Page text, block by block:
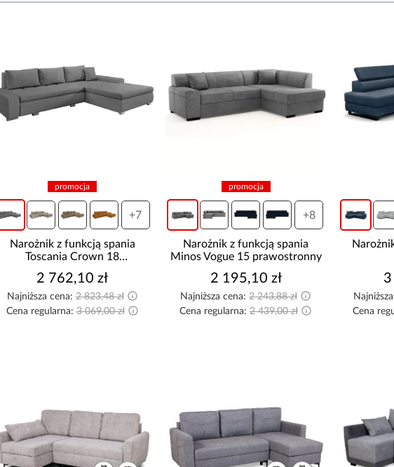
zł
beżowy
beżowy/szary
FUNKCJA SPANIA
Z funkcją spania
Bez funkcji spania
AUTOMAT UŁATWIAJĄCY
z automatem
Nierozkładany
Puma
z
bez
REGULOWANE
MATERIAŁ
ekoskóra
Skóra/
Tkanina
Tkanina/
WYPEŁNIENIE
Inne
promocja
+7
Narożnik z funkcją spania
Toscania Crown 18
2 762,10 zł
Najniższa cena: 2 823,48 zł
Cena regularna: 3 069,00 zł
promocja
+8
Narożnik z funkcją spania
Minos Vogue 15 prawostronny
2 195,10 zł
Najniższa cena:2 243,88 zł
Cena regularna:2 439,00 zł
Cena